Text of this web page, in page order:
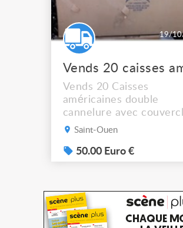
19/
Vends 20 Caisses
américaines double
cannelure avec
Dimensions : L103 x l71
Saint-Ouen
50.00 Euro €